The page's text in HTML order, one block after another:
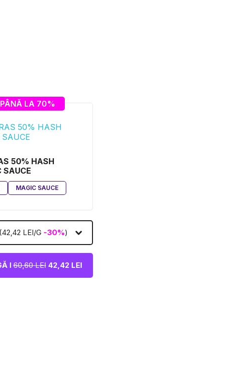
PÂNĂ LA 70%
50% HASH
SAUCE
MAGIC SAUCE
(42,42 LEI/G -30%)
I60,60 LEI42,42 LEI